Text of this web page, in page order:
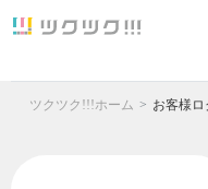
ツクツク!!!ホーム お客様ロ